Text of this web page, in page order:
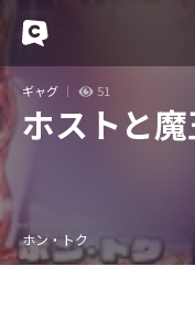
ギャグ 51
ホストと
ホン・トク